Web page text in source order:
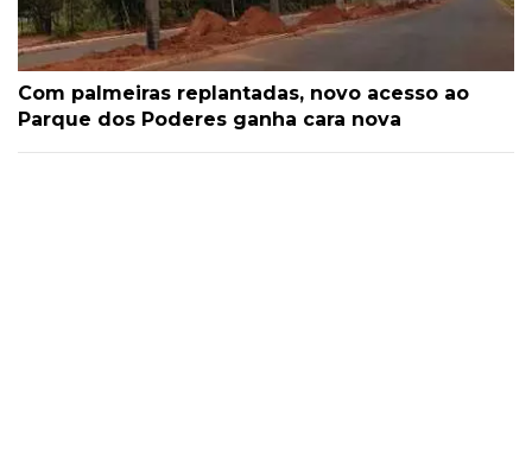
Com palmeiras replantadas, novo acesso ao
Parque dos Poderes ganha cara nova